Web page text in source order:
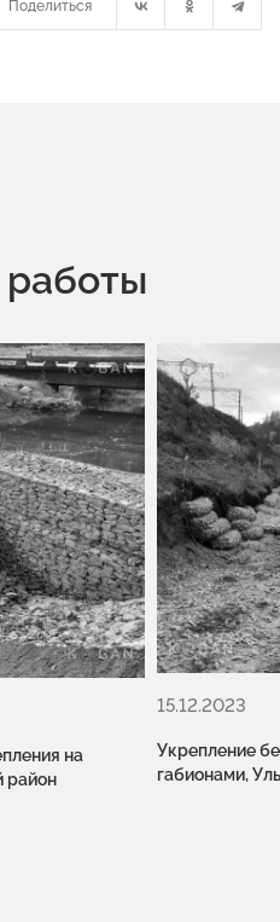
Поделиться
на
район
15.12.2023
Укрепление
габионами,